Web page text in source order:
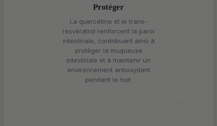
Protéger
La quercétine et le trans-
resvératrol renforcent la paroi
intestinale, contribuant ainsi à
protéger la muqueuse
intestinale et à maintenir un
environnement antioxydant
pendant la nuit.